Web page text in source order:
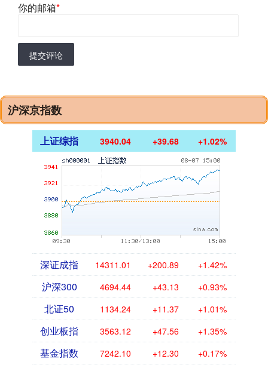
你的邮箱*
提交评论
沪深京指数
上证综指 3940.04 +39.68 +1.02%
深证成指 14311.01 +200.89 +1.42%
沪深300 4694.44 +43.13 +0.93%
北证50 1134.24 +11.37 +1.01%
创业板指 3563.12 +47.56 +1.35%
基金指数 7242.10 +12.30 +0.17%